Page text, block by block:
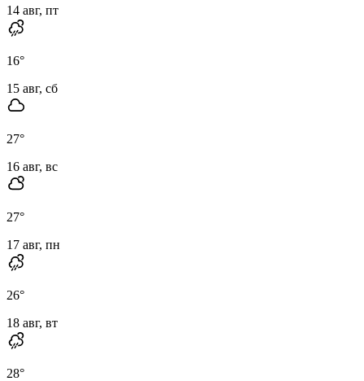
14 авг, пт
16°
15 авг, сб
27°
16 авг, вс
27°
17 авг, пн
26°
18 авг, вт
28°